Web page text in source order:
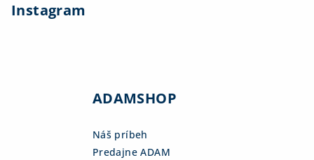
Instagram
ADAMSHOP
Náš príbeh
Predajne ADAM